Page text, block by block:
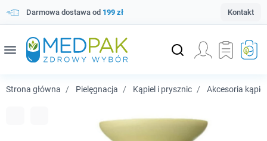
Darmowa dostawa od 199 zł Kontakt
menu
Strona główna Pielęgnacja Kąpiel i prysznic Akcesoria